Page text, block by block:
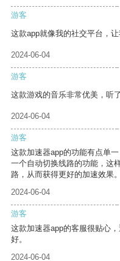
游客
这款app就像我的社交平台，
2024-06-04
游客
这款游戏的音乐非常优美，听
2024-06-04
游客
这款加速器app的功能有点单
一个自动切换线路的功能，这
路，从而获得更好的加速效果。
2024-06-04
游客
这款加速器app的客服很贴心
好。
2024-06-04